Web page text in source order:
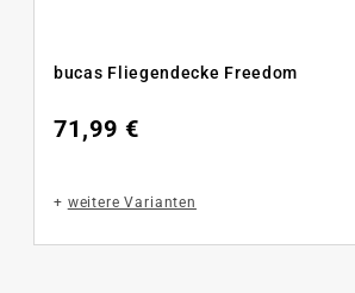
bucas Fliegendecke Freedom
71,99 €
+ weitere Varianten